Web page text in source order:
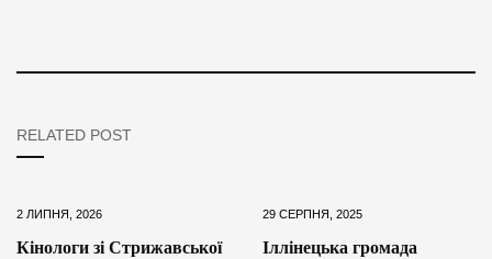
RELATED POST
2 ЛИПНЯ, 2026
Кінологи зі Стрижавської
29 СЕРПНЯ, 2025
Іллінецька громада